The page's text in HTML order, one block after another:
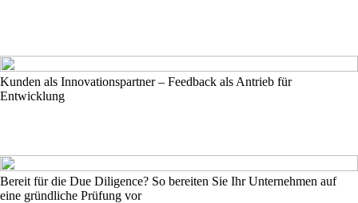
Kunden als Innovationspartner – Feedback als Antrieb für
Entwicklung
Bereit für die Due Diligence? So bereiten Sie Ihr Unternehmen auf
eine gründliche Prüfung vor